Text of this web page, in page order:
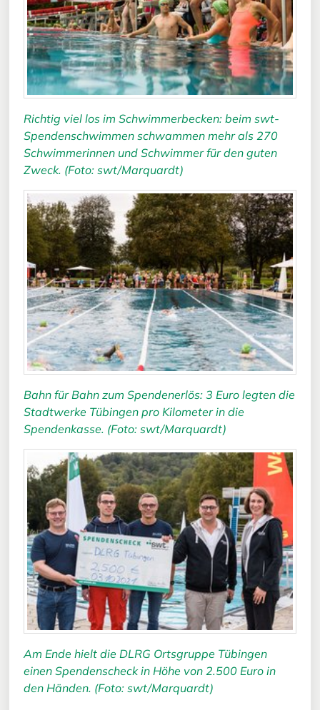
Richtig viel los im Schwimmerbecken: beim swt-
Spendenschwimmen schwammen mehr als 270
Schwimmerinnen und Schwimmer für den guten
Zweck. (Foto: swt/Marquardt)
Bahn für Bahn zum Spendenerlös: 3 Euro legten die
Stadtwerke Tübingen pro Kilometer in die
Spendenkasse. (Foto: swt/Marquardt)
Am Ende hielt die DLRG Ortsgruppe Tübingen
einen Spendenscheck in Höhe von 2.500 Euro in
den Händen. (Foto: swt/Marquardt)